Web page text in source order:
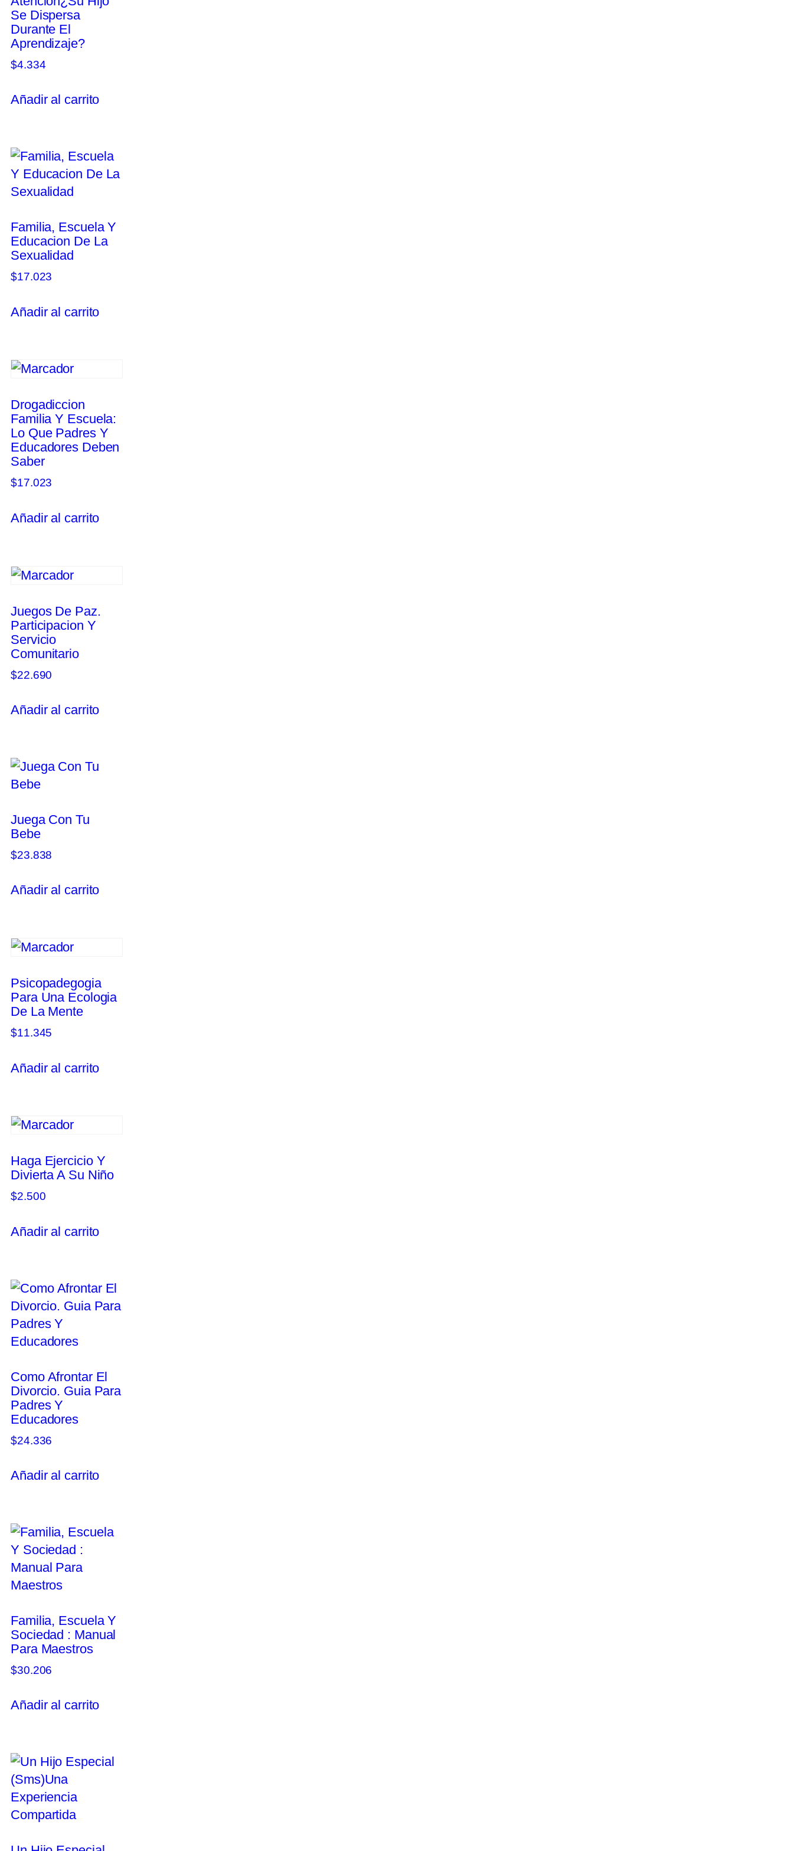
Se Dispersa
Durante El
Aprendizaje?
$4.334
Añadir al carrito
Familia, Escuela Y
Educacion De La
Sexualidad
$17.023
Añadir al carrito
Drogadiccion
Familia Y Escuela:
Lo Que Padres Y
Educadores Deben
Saber
$17.023
Añadir al carrito
Juegos De Paz.
Participacion Y
Servicio
Comunitario
$22.690
Añadir al carrito
Juega Con Tu
Bebe
$23.838
Añadir al carrito
Psicopadegogia
Para Una Ecologia
De La Mente
$11.345
Añadir al carrito
Haga Ejercicio Y
Divierta A Su Niño
$2.500
Añadir al carrito
Como Afrontar El
Divorcio. Guia Para
Padres Y
Educadores
$24.336
Añadir al carrito
Familia, Escuela Y
Sociedad : Manual
Para Maestros
$30.206
Añadir al carrito